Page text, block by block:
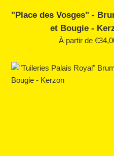
"Place des Vosges" -
et Bougie -
À partir de